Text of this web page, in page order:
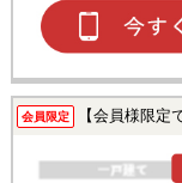
会員限定 【会員様限定